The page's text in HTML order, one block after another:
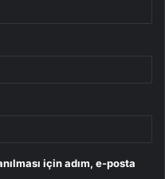
için adım, e-posta